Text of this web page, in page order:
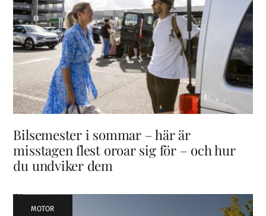
Bilsemester i sommar – här är
misstagen flest oroar sig för – och hur
du undviker dem
MOTOR